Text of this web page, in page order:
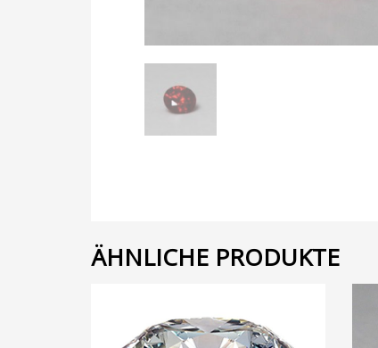
ÄHNLICHE PRODUKTE